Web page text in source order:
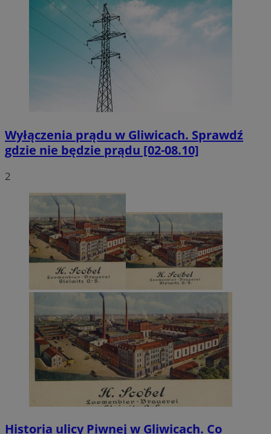
Wyłączenia prądu w Gliwicach. Sprawdź
gdzie nie będzie prądu [02-08.10]
2
Historia ulicy Piwnej w Gliwicach. Co